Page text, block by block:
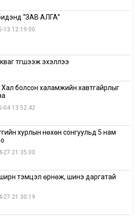
бидэнд “ЗАВ АЛГА”
13 12:19:00
түгшээж эхэллээ
Хал болсон халамжийн хавтгайрлыг
04 13:52:42
хурлын нөхөн сонгуульд 5 нам
27 21:35:00
тэмцэл өрнөж, шинэ даргатай
27 21:30:19